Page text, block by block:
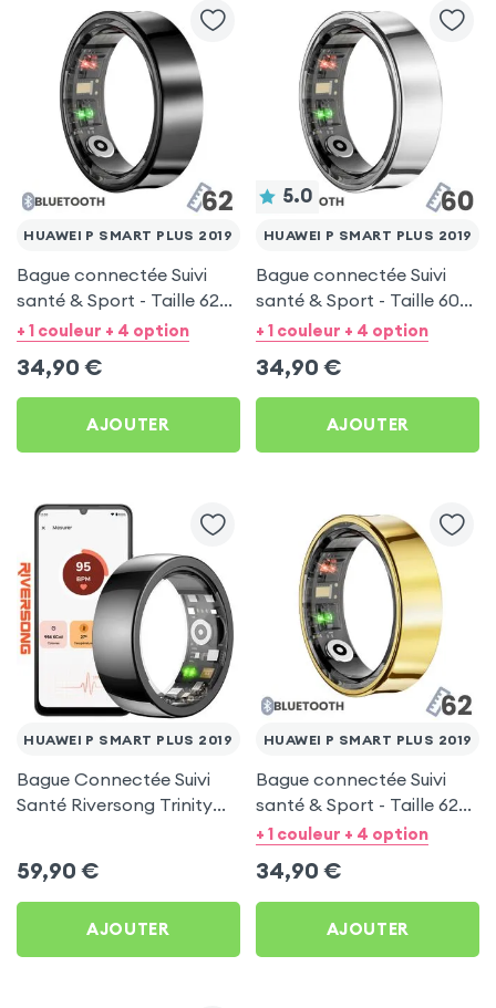
HUAWEI P SMART PLUS 2019
Bague connectée Suivi
santé & Sport - Taille 62
Noir
+ 1 couleur + 4 option
34,90 €
AJOUTER
5.0
HUAWEI P SMART PLUS 2019
Bague connectée Suivi
santé & Sport - Taille 60
Argent
+ 1 couleur + 4 option
34,90 €
AJOUTER
HUAWEI P SMART PLUS 2019
Bague Connectée Suivi
Santé Riversong Trinity
59,90 €
AJOUTER
HUAWEI P SMART PLUS 2019
Bague connectée Suivi
santé & Sport - Taille 62
Or
+ 1 couleur + 4 option
34,90 €
AJOUTER